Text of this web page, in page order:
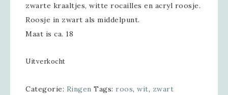
zwarte kraaltjes, witte rocailles en acryl roosje.
Roosje in zwart als middelpunt.
Maat is ca. 18
Uitverkocht
Categorie: Ringen Tags: roos, wit, zwart